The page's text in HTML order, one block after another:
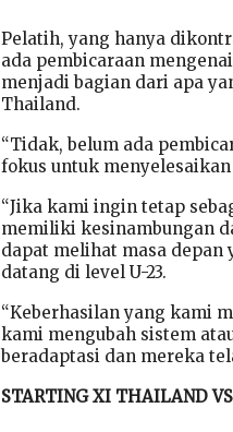
Pelatih, yang hanya
ada pembicaraan
menjadi bagian dari apa
Thailand.
“Tidak, belum ada
fokus untuk
“Jika kami ingin tetap
memiliki kesinambungan
dapat melihat masa depan
datang di level U-23.
“Keberhasilan yang kami
kami mengubah sistem
beradaptasi dan mereka
STARTING XI THAILAND